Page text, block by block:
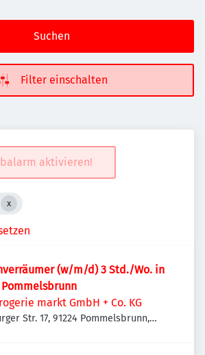
Suchen
Filter einschalten
aktivieren!
(w/m/d) 3 Std./Wo. in
Pommelsbrunn
markt GmbH + Co. KG
Str. 17, 91224 Pommelsbrunn,